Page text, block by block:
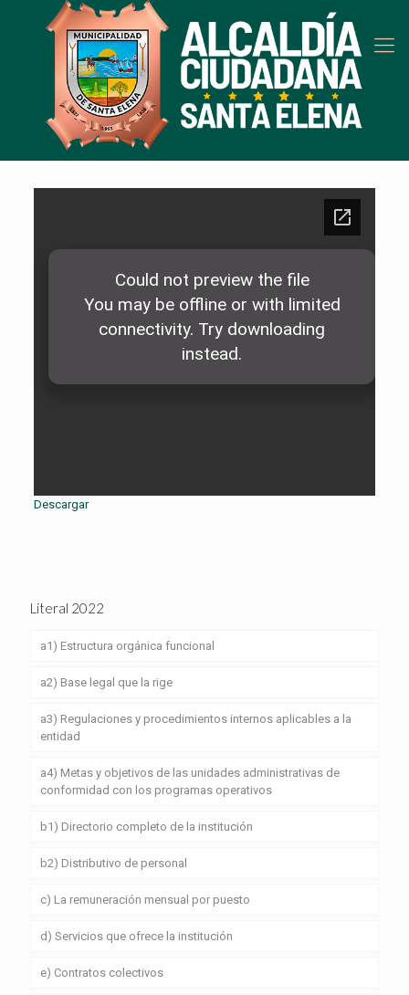
Descargar
Literal 2022
a1) Estructura orgánica funcional
a2) Base legal que la rige
a3) Regulaciones y procedimientos internos aplicables a la
entidad
a4) Metas y objetivos de las unidades administrativas de
conformidad con los programas operativos
b1) Directorio completo de la institución
b2) Distributivo de personal
c) La remuneración mensual por puesto
d) Servicios que ofrece la institución
e) Contratos colectivos